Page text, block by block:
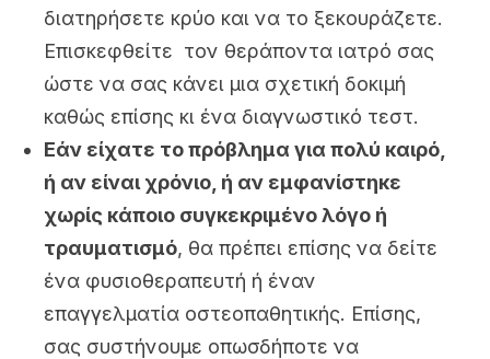
διατηρήσετε κρύο και να το ξεκουράζετε.
Επισκεφθείτε τον θεράποντα ιατρό σας
ώστε να σας κάνει μια σχετική δοκιμή
καθώς επίσης κι ένα διαγνωστικό τεστ.
Εάν είχατε το πρόβλημα για πολύ καιρό,
ή αν είναι χρόνιο, ή αν εμφανίστηκε
χωρίς κάποιο συγκεκριμένο λόγο ή
τραυματισμό, θα πρέπει επίσης να δείτε
ένα φυσιοθεραπευτή ή έναν
επαγγελματία οστεοπαθητικής. Επίσης,
σας συστήνουμε οπωσδήποτε να